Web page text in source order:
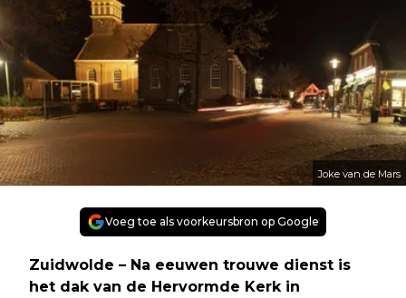
Joke van de Mars
Voeg toe als voorkeursbron op Google
Zuidwolde – Na eeuwen trouwe dienst is
het dak van de Hervormde Kerk in